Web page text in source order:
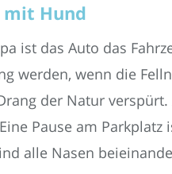
mit Hund
ist das Auto das
werden, wenn die
der Natur
Pause am
alle Nasen